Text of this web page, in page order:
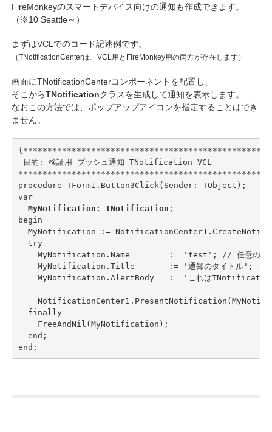
FireMonkeyのスマートデバイス向けの通知も作成できます。
（※10 Seattle～）
まずはVCLでのコード記述例です。
（TNotificationCenterは、VCL用とFireMonkey用の両方が存在します）
画面にTNotificationCenterコンポーネントを配置し、
そこからTNotificationクラスを生成して通知を表示します。
なおこの方法では、ポップアップアイコンを指定することはでき
ません。
目的: 検証用 プッシュ通知 TNotification VCL
procedure TForm1.Button3Click(Sender: TObject);
var
MyNotification: TNotification ;
begin
MyNotification :=
  try
MyNotification.Name        := 'test'; // 任意の名
    MyNotification.Title       := '通知のタイトル';
MyNotification.AlertBody   := 'これは
  finally
    FreeAndNil(MyNotification);
  end;
end;